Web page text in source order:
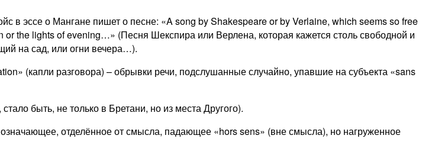
в эссе о Мангане пишет о песне: «A song by Shakespeare or by Verlaine, which seems so free
the lights of evening…» (Песня Шекспира или Верлена, которая кажется столь свободной и
на сад, или огни вечера…).
(капли разговора) – обрывки речи, подслушанные случайно, упавшие на субъекта «sans
быть, не только в Бретани, но из места Другого).
отделённое от смысла, падающее «hors sens» (вне смысла), но нагруженное